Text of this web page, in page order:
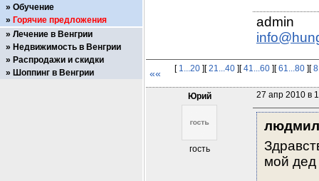
«« [ 1...20 ][21...40 ][41...60 ][61...80 ][
Юрий
гость
27 апр 2010 в
мой
Обучение
Горячие предложения
Лечение в Венгрии
Недвижимость в Венгрии
Распродажи и скидки
Шоппинг в Венгрии